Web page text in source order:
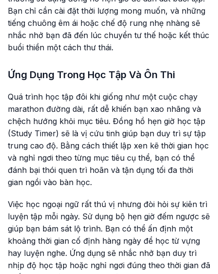
Bạn chỉ cần cài đặt thời lượng mong muốn, và những
tiếng chuông êm ái hoặc chế độ rung nhẹ nhàng sẽ
nhắc nhở bạn đã đến lúc chuyển tư thế hoặc kết thúc
buổi thiền một cách thư thái.
Ứng Dụng Trong Học Tập Và Ôn Thi
Quá trình học tập đôi khi giống như một cuộc chạy
marathon đường dài, rất dễ khiến bạn xao nhãng và
chệch hướng khỏi mục tiêu. Đồng hồ hẹn giờ học tập
(Study Timer) sẽ là vị cứu tinh giúp bạn duy trì sự tập
trung cao độ. Bằng cách thiết lập xen kẽ thời gian học
và nghỉ ngơi theo từng mục tiêu cụ thể, bạn có thể
đánh bại thói quen trì hoãn và tận dụng tối đa thời
gian ngồi vào bàn học.
Việc học ngoại ngữ rất thú vị nhưng đòi hỏi sự kiên trì
luyện tập mỗi ngày. Sử dụng bộ hẹn giờ đếm ngược sẽ
giúp bạn bám sát lộ trình. Bạn có thể ấn định một
khoảng thời gian cố định hàng ngày để học từ vựng
hay luyện nghe. Ứng dụng sẽ nhắc nhở bạn duy trì
nhịp độ học tập hoặc nghỉ ngơi đúng theo thời gian đã